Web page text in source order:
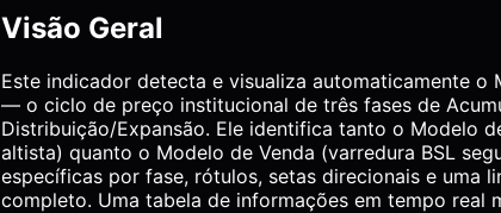
Visão Geral
Este indicador detecta e visualiza automaticamente
— o ciclo de preço institucional de três fases de
Distribuição/Expansão. Ele identifica tanto o Modelo
altista) quanto o Modelo de Venda (varredura BSL
específicas por fase, rótulos, setas direcionais e uma
completo. Uma tabela de informações em tempo real